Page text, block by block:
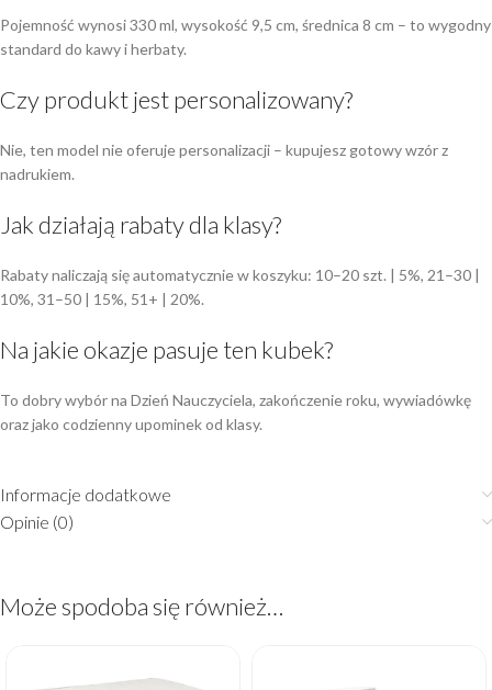
Pojemność wynosi 330 ml, wysokość 9,5 cm, średnica 8 cm – to wygodny
standard do kawy i herbaty.
Czy produkt jest personalizowany?
Nie, ten model nie oferuje personalizacji – kupujesz gotowy wzór z
nadrukiem.
Jak działają rabaty dla klasy?
Rabaty naliczają się automatycznie w koszyku: 10–20 szt. | 5%, 21–30 |
10%, 31–50 | 15%, 51+ | 20%.
Na jakie okazje pasuje ten kubek?
To dobry wybór na Dzień Nauczyciela, zakończenie roku, wywiadówkę
oraz jako codzienny upominek od klasy.
Informacje dodatkowe
Opinie (0)
Może spodoba się również…